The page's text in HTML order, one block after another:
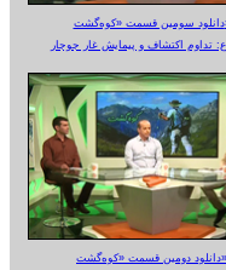
تداوم اکتشاف و پیمایش غار جوجار
دانلود دومین قسمت «کوه‌گشت»